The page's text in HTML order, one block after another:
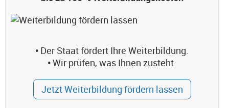
• Der Staat fördert Ihre Weiterbildung.
•Wir prüfen, was Ihnen zusteht.
Jetzt Weiterbildung fördern lassen